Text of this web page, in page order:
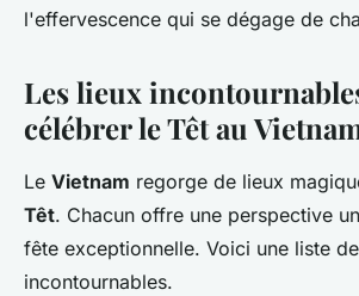
l'effervescence qui se dégage de
Les lieux
célébrer le Têt au
Le Vietnam regorge de lieux
Têt. Chacun offre une perspective
fête exceptionnelle. Voici une liste
incontournables.